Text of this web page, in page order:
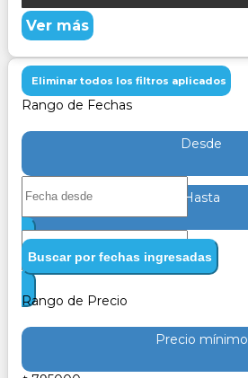
Ver más
Eliminar todos los filtros aplicados
Rango de Fechas
Desde
Hasta
Buscar por fechas ingresadas
Rango de Precio
Precio mínimo